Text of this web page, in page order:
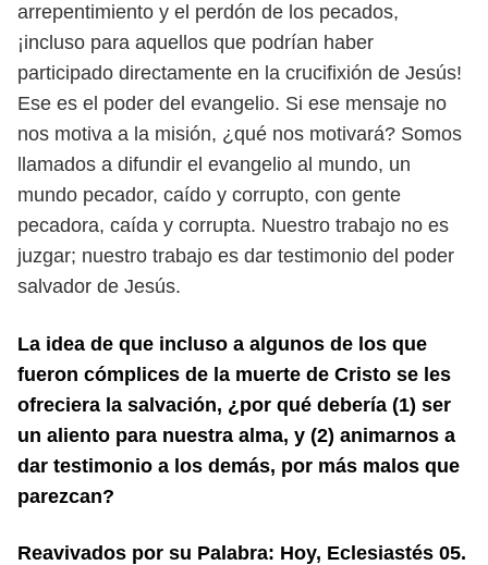
arrepentimiento y el perdón de los pecados,
¡incluso para aquellos que podrían haber
participado directamente en la crucifixión de Jesús!
Ese es el poder del evangelio. Si ese mensaje no
nos motiva a la misión, ¿qué nos motivará? Somos
llamados a difundir el evangelio al mundo, un
mundo pecador, caído y corrupto, con gente
pecadora, caída y corrupta. Nuestro trabajo no es
juzgar; nuestro trabajo es dar testimonio del poder
salvador de Jesús.
La idea de que incluso a algunos de los que
fueron cómplices de la muerte de Cristo se les
ofreciera la salvación, ¿por qué debería (1) ser
un aliento para nuestra alma, y (2) animarnos a
dar testimonio a los demás, por más malos que
parezcan?
Reavivados por su Palabra: Hoy, Eclesiastés 05.